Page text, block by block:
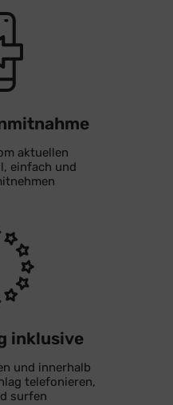
aktuellen
einfach und
inklusive
und innerhalb
telefonieren,
surfen